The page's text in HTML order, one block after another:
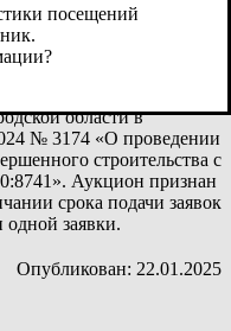
часть здания
2457,2 кв.м.),
область, г. Великий
аукциона
архитектуры и
области в
№ 3174 «О проведении
строительства с
Аукцион признан
срока подачи заявок
одной заявки.
Опубликован: 22.01.2025
посещений